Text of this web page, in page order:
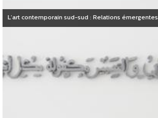
L’art contemporain sud-sud : Relations émergentes